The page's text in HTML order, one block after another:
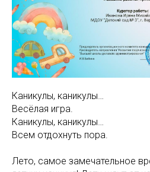
Каникулы, каникулы…
Весёлая игра.
Каникулы, каникулы…
Всем отдохнуть пора.
Лето, самое замечательное